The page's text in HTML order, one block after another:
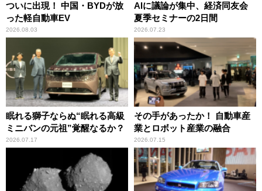
ついに出現！ 中国・BYDが放
った軽自動車EV
2026.08.03
AIに議論が集中、経済同友会
夏季セミナーの2日間
2026.07.23
眠れる獅子ならぬ“眠れる高級
ミニバンの元祖”覚醒なるか？
2026.07.17
その手があったか！ 自動車産
業とロボット産業の融合
2026.07.15